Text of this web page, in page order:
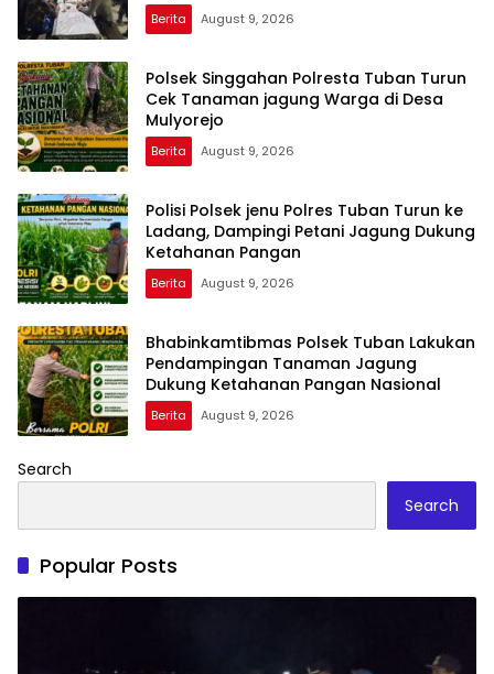
Berita August 9, 2026
Polsek Singgahan Polresta Tuban Turun
Cek Tanaman jagung Warga di Desa
Mulyorejo
Berita August 9, 2026
Polisi Polsek jenu Polres Tuban Turun ke
Ladang, Dampingi Petani Jagung Dukung
Ketahanan Pangan
Berita August 9, 2026
Bhabinkamtibmas Polsek Tuban Lakukan
Pendampingan Tanaman Jagung
Dukung Ketahanan Pangan Nasional
Berita August 9, 2026
Search
Search
Popular Posts